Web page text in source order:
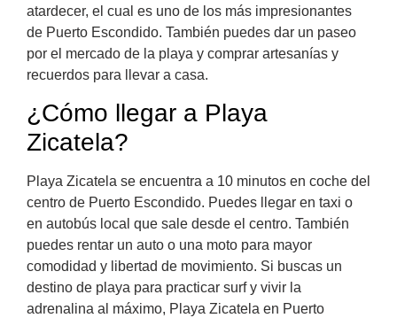
atardecer, el cual es uno de los más impresionantes
de Puerto Escondido. También puedes dar un paseo
por el mercado de la playa y comprar artesanías y
recuerdos para llevar a casa.
¿Cómo llegar a Playa
Zicatela?
Playa Zicatela se encuentra a 10 minutos en coche del
centro de Puerto Escondido. Puedes llegar en taxi o
en autobús local que sale desde el centro. También
puedes rentar un auto o una moto para mayor
comodidad y libertad de movimiento. Si buscas un
destino de playa para practicar surf y vivir la
adrenalina al máximo, Playa Zicatela en Puerto